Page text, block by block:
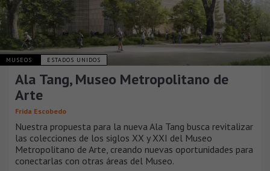
MUSEOS ESTADOS UNIDOS
Ala Tang, Museo Metropolitano de
Arte
Frida Escobedo
Nuestra propuesta para la nueva Ala Tang busca revitalizar
las colecciones de los siglos XX y XXI del Museo
Metropolitano de Arte, creando nuevas oportunidades para
conectarlas con otras áreas del Museo.